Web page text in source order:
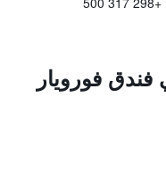
فندق فورويار